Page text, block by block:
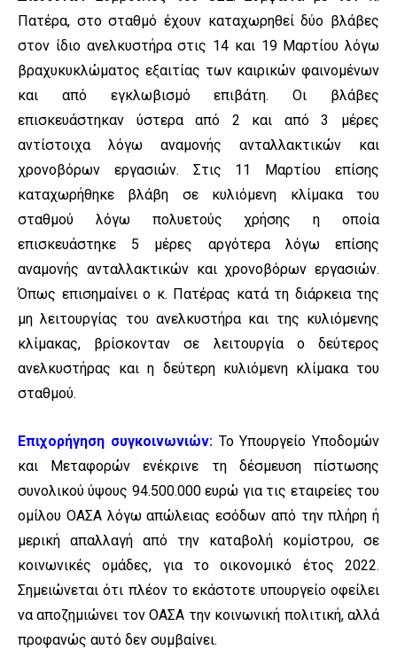
Πατέρα, στο σταθμό έχουν καταχωρηθεί δύο βλάβες
στον ίδιο ανελκυστήρα στις 14 και 19 Μαρτίου λόγω
βραχυκυκλώματος εξαιτίας των καιρικών φαινομένων
και από εγκλωβισμό επιβάτη. Οι βλάβες
επισκευάστηκαν ύστερα από 2 και από 3 μέρες
αντίστοιχα λόγω αναμονής ανταλλακτικών και
χρονοβόρων εργασιών. Στις 11 Μαρτίου επίσης
καταχωρήθηκε βλάβη σε κυλιόμενη κλίμακα του
σταθμού λόγω πολυετούς χρήσης η οποία
επισκευάστηκε 5 μέρες αργότερα λόγω επίσης
αναμονής ανταλλακτικών και χρονοβόρων εργασιών.
Όπως επισημαίνει ο κ. Πατέρας κατά τη διάρκεια της
μη λειτουργίας του ανελκυστήρα και της κυλιόμενης
κλίμακας, βρίσκονταν σε λειτουργία ο δεύτερος
ανελκυστήρας και η δεύτερη κυλιόμενη κλίμακα του
σταθμού.
Επιχορήγηση συγκοινωνιών:Το Υπουργείο Υποδομών
και Μεταφορών ενέκρινε τη δέσμευση πίστωσης
συνολικού ύψους 94.500.000 ευρώ για τις εταιρείες του
ομίλου ΟΑΣΑ λόγω απώλειας εσόδων από την πλήρη ή
μερική απαλλαγή από την καταβολή κομίστρου, σε
κοινωνικές ομάδες, για το οικονομικό έτος 2022.
Σημειώνεται ότι πλέον το εκάστοτε υπουργείο οφείλει
να αποζημιώνει τον ΟΑΣΑ την κοινωνική πολιτική, αλλά
προφανώς αυτό δεν συμβαίνει.